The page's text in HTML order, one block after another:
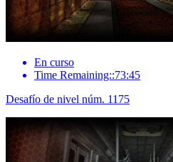
En curso
Time Remaining::73:45
Desafío de nivel núm. 1175